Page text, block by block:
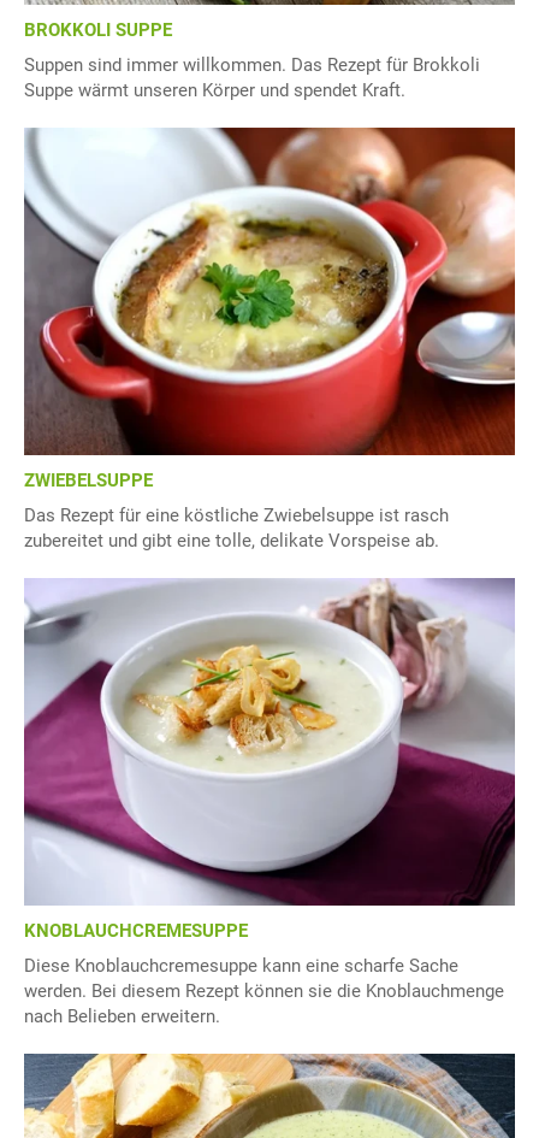
BROKKOLI SUPPE
Suppen sind immer willkommen. Das Rezept für Brokkoli
Suppe wärmt unseren Körper und spendet Kraft.
ZWIEBELSUPPE
Das Rezept für eine köstliche Zwiebelsuppe ist rasch
zubereitet und gibt eine tolle, delikate Vorspeise ab.
KNOBLAUCHCREMESUPPE
Diese Knoblauchcremesuppe kann eine scharfe Sache
werden. Bei diesem Rezept können sie die Knoblauchmenge
nach Belieben erweitern.